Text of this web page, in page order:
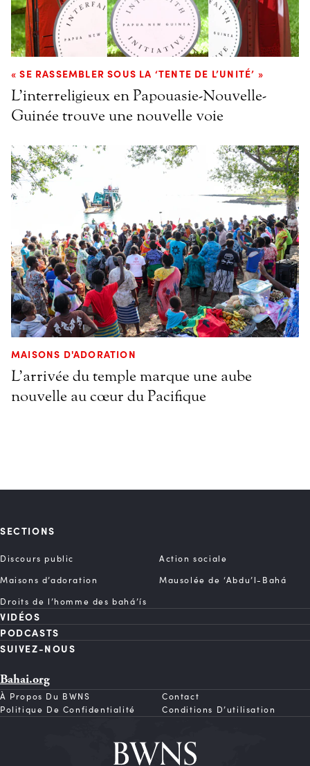
« SE RASSEMBLER SOUS LA ‘TENTE DE L’UNITÉ’ »
L’interreligieux en Papouasie-Nouvelle-
Guinée trouve une nouvelle voie
MAISONS D'ADORATION
L’arrivée du temple marque une aube
nouvelle au cœur du Pacifique
SECTIONS
Discours public
Action sociale
Maisons d’adoration
Mausolée de ‘Abdu’l-Bahá
Droits de l’homme des bahá’ís
VIDÉOS
PODCASTS
SUIVEZ-NOUS
Bahai.org
À Propos Du BWNS
Contact
Politique De Confidentialité
Conditions D’utilisation